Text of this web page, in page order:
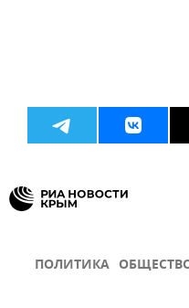
ПОЛИТИКА